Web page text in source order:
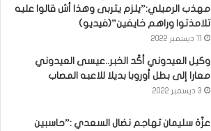
مهذب الرميلي:”يلزم يتربى وهذا أش قالوا عليه
تلامذتوا وراهم خايفين”(فيديو)
وكيل العيدوني أكّد الخبر..عيسى العيدوني
معارا إلى بطل أوروبا بديلا للاعبه المصاب
3 ديسمبر 2022
عزّة سليمان تهاجم نضال السعدي :”حاسبين